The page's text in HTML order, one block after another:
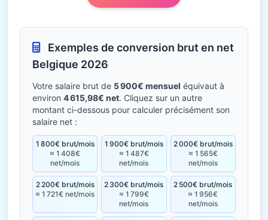
Exemples de conversion brut en net
Belgique 2026
Votre salaire brut de 5 900€ mensuel équivaut à
environ 4 615,98€ net. Cliquez sur un autre
montant ci-dessous pour calculer précisément son
salaire net :
1 800€ brut/mois
≈ 1 408€
net/mois
1 900€ brut/mois
≈ 1 487€
net/mois
2 000€ brut/mois
≈ 1 565€
net/mois
2 200€ brut/mois
≈ 1 721€ net/mois
2 300€ brut/mois
≈ 1 799€
net/mois
2 500€ brut/mois
≈ 1 956€
net/mois